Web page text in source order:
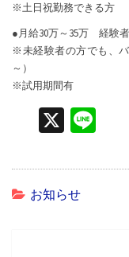
※土日祝勤務できる方
●月給30万～35万 経験者
※未経験者の方でも、
～）
※試用期間有
X
e
お知らせ